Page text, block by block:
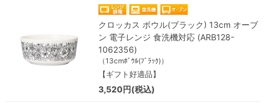
クロッカス ボウル(ブラック) 13cm オーブ
ン 電子レンジ 食洗機対応 (ARB128-
1062356)
（13cmﾎﾞｳﾙ(ﾌﾞﾗｯｸ)）
【ギフト好適品】
3,520円(税込)